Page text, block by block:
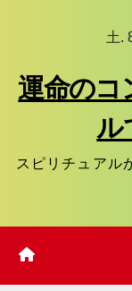
ッ
土.
運命のコ
ル
スピリチュアル